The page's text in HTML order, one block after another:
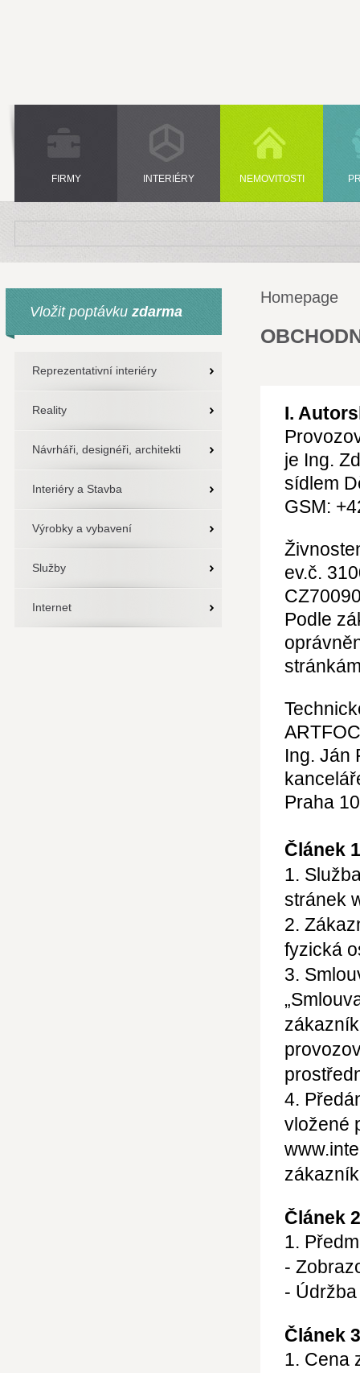
FIRMY INTERIÉRY NEMOVITOSTI
Vložit poptávku zdarma
Reprezentativní interiéry
Reality
Návrháři, designéři, architekti
Interiéry a Stavba
Výrobky a vybavení
Služby
Internet
Homepage
I.
je Ing.
sídlem
GSM:
ev.č.
Podle
Ing. Ján
Praha
Článek
1.
stránek
2.
fyzická
3.
4.
vložené
Článek
1.
-
-
Článek
1. Cena